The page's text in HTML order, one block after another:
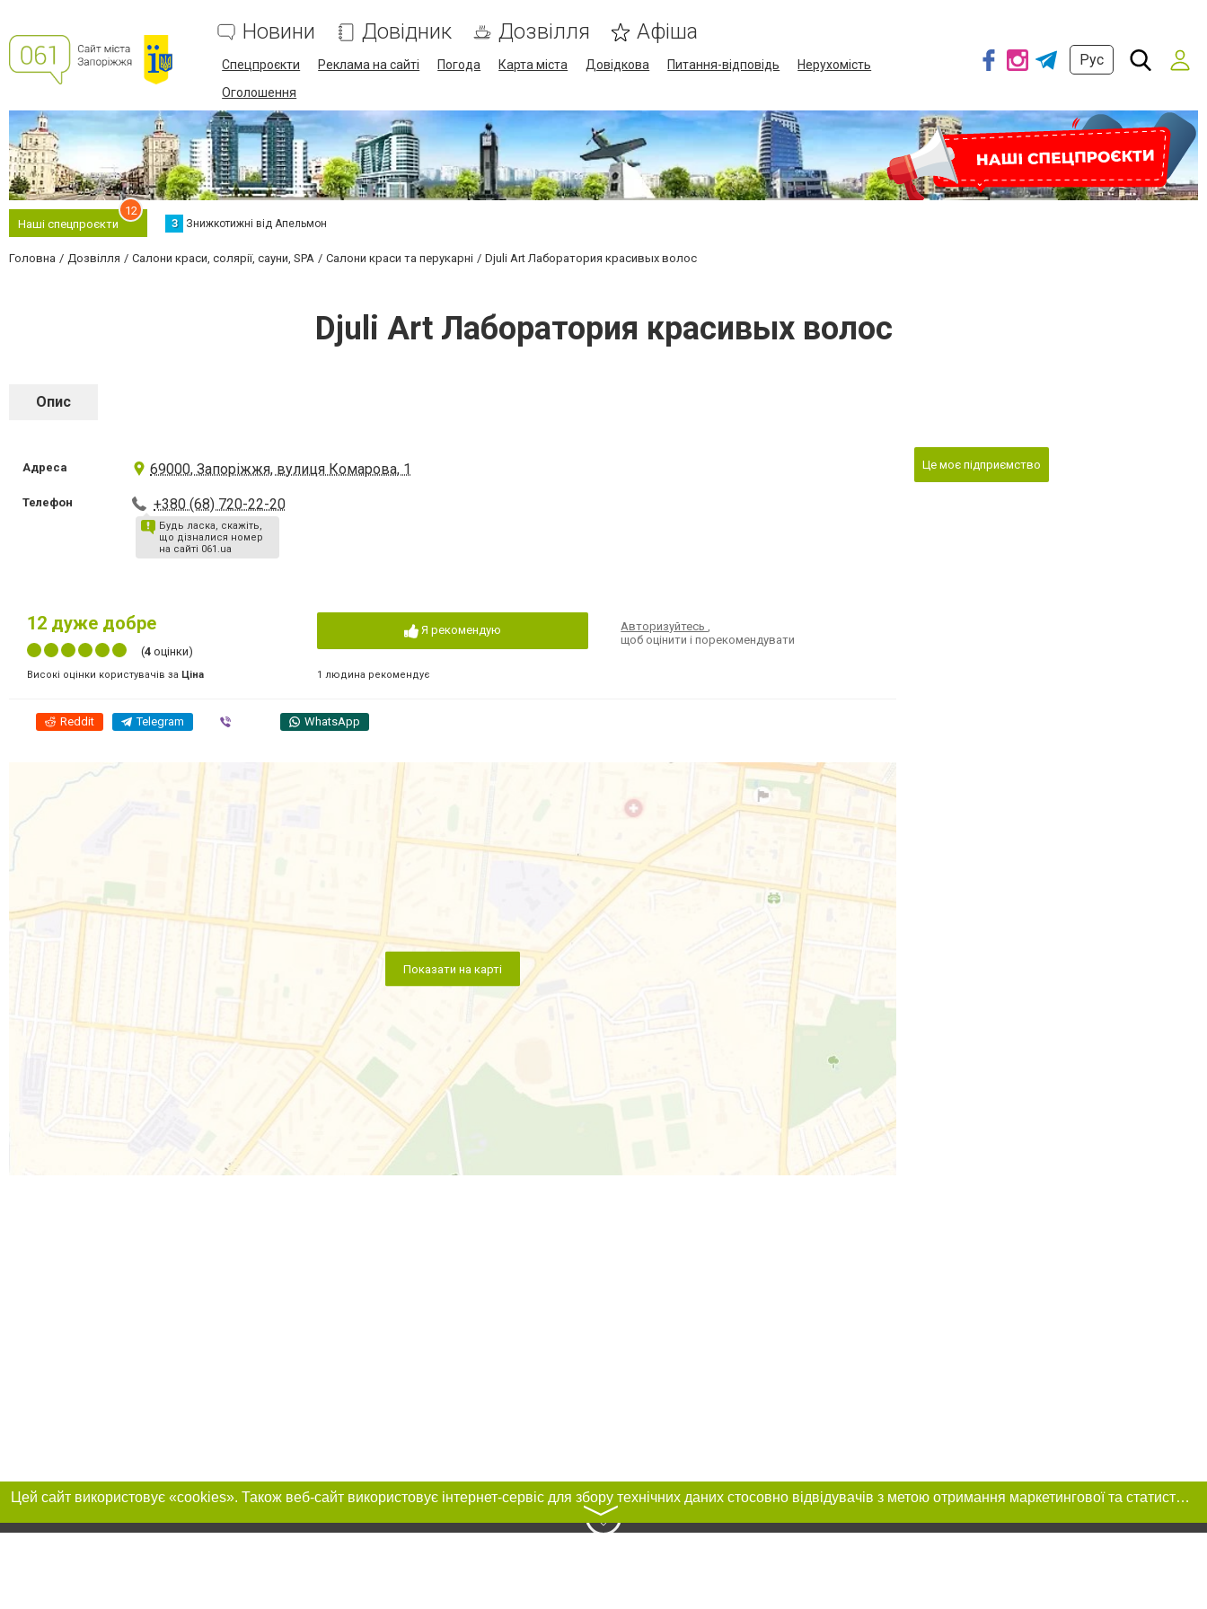
Новини Довідник Дозвілля Афіша
Спецпроєкти Реклама на сайті Погода Карта міста Довідкова Питання-відповідь
Нерухомість
Оголошення
Рус
Наші спецпроєкти
12
З Знижкотижні від Апельмон
Головна Дозвілля Салони краси, солярії, сауни, SPA Салони краси та перукарні Djuli Art Лаборатория красивых волос
Djuli Art Лаборатория красивых волос
Опис
Адреса 69000, Запоріжжя, вулиця Комарова, 1
Телефон +380 (68) 720-22-20
Будь ласка, скажіть,
що дізналися номер
на сайті 061.ua
12 дуже добре
(4 оцінки)
Високі оцінки користувачів за Ціна
Я рекомендую
1 людина рекомендує
Авторизуйтесь,
щоб оцінити і порекомендувати
Reddit Telegram WhatsApp
Показати на карті
Це моє підприємство
Цей сайт використовує «cookies». Також веб-сайт використовує інтернет-сервіс для збору технічних даних стосовно відвідувачів з метою отримання маркетингової та статистичної інформації. Умови обробки даних відвідувачів сайту див.
〉